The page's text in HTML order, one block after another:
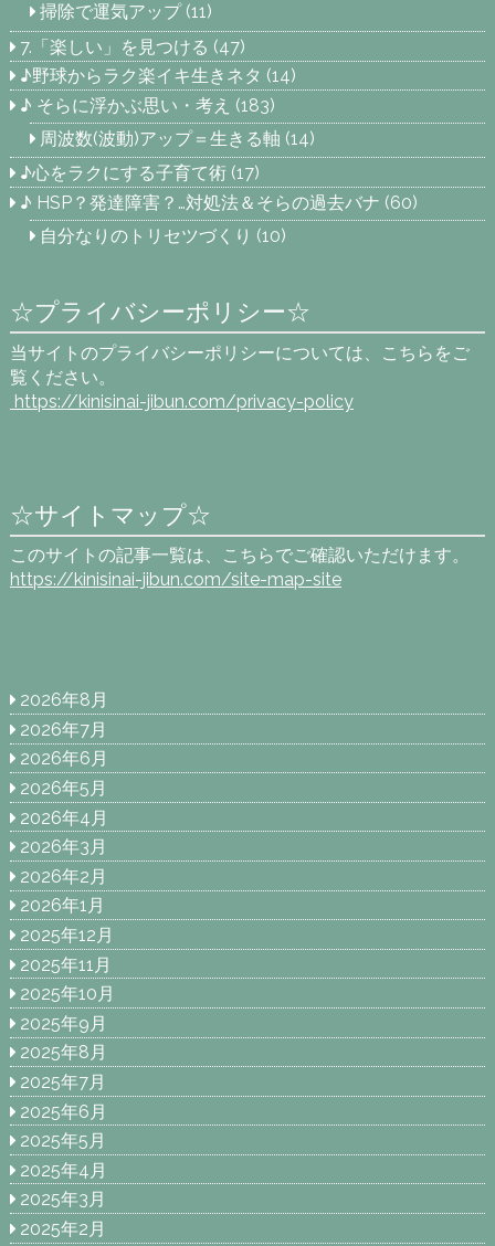
掃除で運気アップ(11)
7.「楽しい」を見つける (47)
♪野球からラク楽イキ生きネタ (14)
♪ そらに浮かぶ思い・考え (183)
周波数(波動)アップ＝生きる軸 (14)
♪心をラクにする子育て術 (17)
♪ HSP？発達障害？…対処法＆そらの過去バナ (60)
自分なりのトリセツづくり (10)
☆プライバシーポリシー☆
当サイトのプライバシーポリシーについては、こちらをご
覧ください。
https://kinisinai-jibun.com/privacy-policy
☆サイトマップ☆
このサイトの記事一覧は、こちらでご確認いただけます。
https://kinisinai-jibun.com/site-map-site
2026年8月
2026年7月
2026年6月
2026年5月
2026年4月
2026年3月
2026年2月
2026年1月
2025年12月
2025年11月
2025年10月
2025年9月
2025年8月
2025年7月
2025年6月
2025年5月
2025年4月
2025年3月
2025年2月